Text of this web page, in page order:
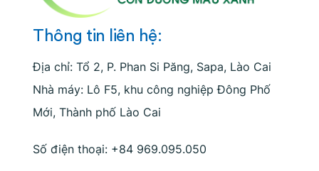
Thông tin liên hệ:
Địa chỉ: Tổ 2, P. Phan Si Păng, Sapa, Lào Cai
Nhà máy: Lô F5, khu công nghiệp Đông Phố
Mới, Thành phố Lào Cai
Số điện thoại: +84 969.095.050